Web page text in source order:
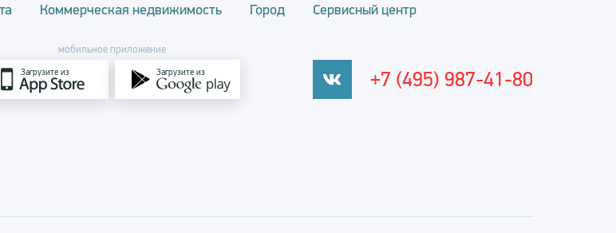
Коммерческая недвижимость Город Сервисный центр
мобильное приложение
Загрузите из Загрузите из +7 (495) 987-41-80